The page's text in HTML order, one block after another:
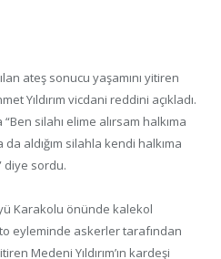
ateş sonucu yaşamını yitiren
Yıldırım vicdani reddini açıkladı.
“Ben silahı elime alırsam halkıma
da aldığım silahla kendi halkıma
diye sordu.
Karakolu önünde kalekol
eyleminde askerler tarafından
Medeni Yıldırım’ın kardeşi